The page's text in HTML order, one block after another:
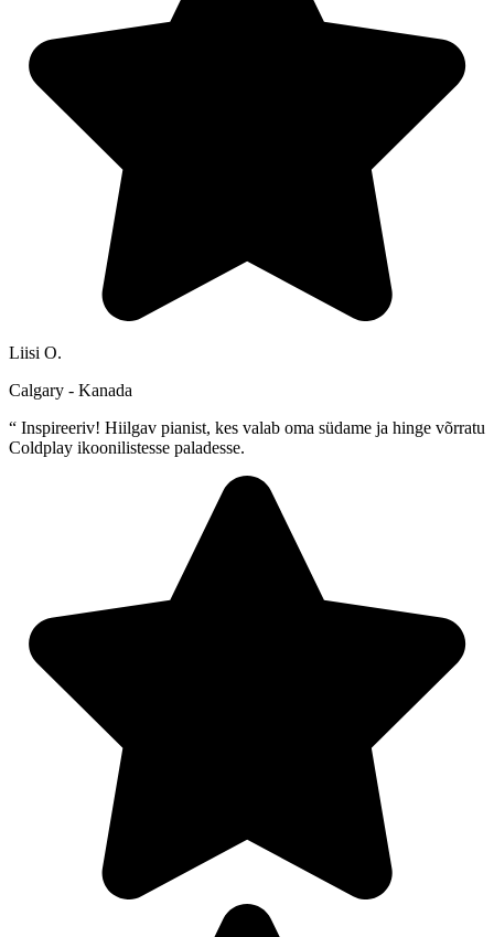
Liisi O.
Calgary - Kanada
“ Inspireeriv! Hiilgav pianist, kes valab oma südame ja hinge võrratu
Coldplay ikoonilistesse paladesse.